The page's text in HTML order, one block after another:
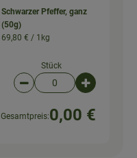
Schwarzer Pfeffer, ganz
(50g)
69,80 € / 1kg
Stück
Artikelanzahl
Gesamtpreis:0,00 €